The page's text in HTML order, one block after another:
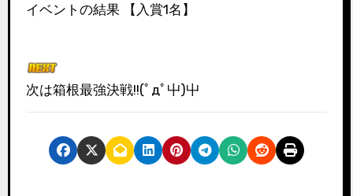
イベントの結果 【入賞1名】
次は箱根最強決戦!!(ﾟдﾟ屮)屮